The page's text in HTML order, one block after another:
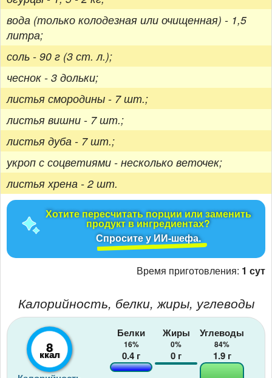
вода (только колодезная или очищенная) - 1,5
литра;
соль - 90 г (3 ст. л.);
чеснок - 3 дольки;
листья смородины - 7 шт.;
листья вишни - 7 шт.;
листья дуба - 7 шт.;
укроп с соцветиями - несколько веточек;
листья хрена - 2 шт.
Хотите пересчитать порции или заменить
продукт в ингредиентах?
Спросите у ИИ-шефа.
Время приготовления: 1 сут
Калорийность, белки, жиры, углеводы
8
ккал
Белки
16%
0.4 г
Жиры
0%
0 г
Углеводы
84%
1.9г